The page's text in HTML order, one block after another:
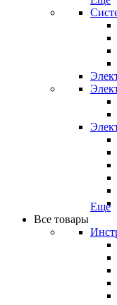
Еще
Все товары